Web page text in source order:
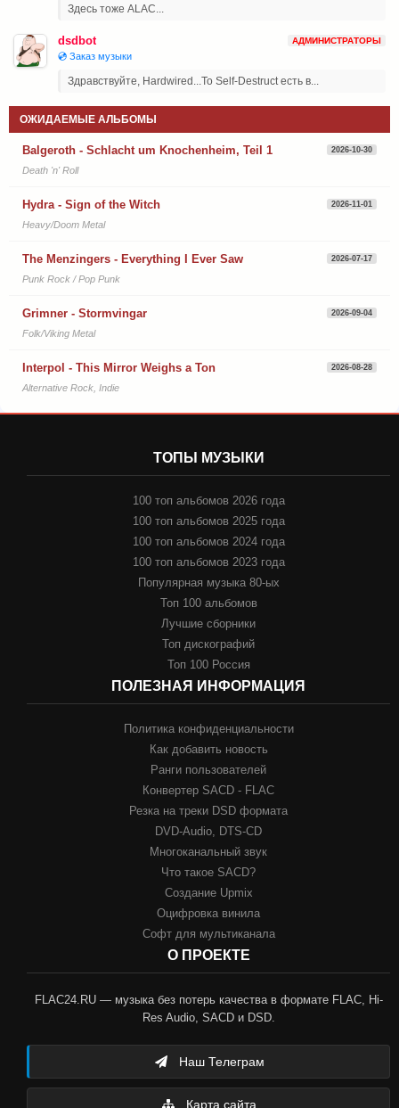
Здесь тоже ALAC...
dsdbot АДМИНИСТРАТОРЫ
💿 Заказ музыки
Здравствуйте, Hardwired...To Self-Destruct есть в...
ОЖИДАЕМЫЕ АЛЬБОМЫ
Balgeroth - Schlacht um Knochenheim, Teil 1 2026-10-30
Death 'n' Roll
Hydra - Sign of the Witch 2026-11-01
Heavy/Doom Metal
The Menzingers - Everything I Ever Saw 2026-07-17
Punk Rock / Pop Punk
Grimner - Stormvingar 2026-09-04
Folk/Viking Metal
Interpol - This Mirror Weighs a Ton 2026-08-28
Alternative Rock, Indie
ТОПЫ МУЗЫКИ
100 топ альбомов 2026 года
100 топ альбомов 2025 года
100 топ альбомов 2024 года
100 топ альбомов 2023 года
Популярная музыка 80-ых
Топ 100 альбомов
Лучшие сборники
Топ дискографий
Топ 100 Россия
ПОЛЕЗНАЯ ИНФОРМАЦИЯ
Политика конфиденциальности
Как добавить новость
Ранги пользователей
Конвертер SACD - FLAC
Резка на треки DSD формата
DVD-Audio, DTS-CD
Многоканальный звук
Что такое SACD?
Создание Upmix
Оцифровка винила
Софт для мультиканала
О ПРОЕКТЕ
FLAC24.RU — музыка без потерь качества в формате FLAC, Hi-
Res Audio, SACD и DSD.
Наш Телеграм
Карта сайта